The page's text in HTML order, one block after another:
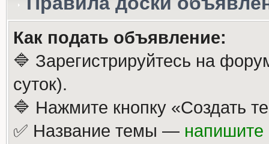
Как подать объявление:
🔷 Зарегистрируйтесь на
суток).
🔷 Нажмите кнопку «Создать
✅ Название темы — напишите